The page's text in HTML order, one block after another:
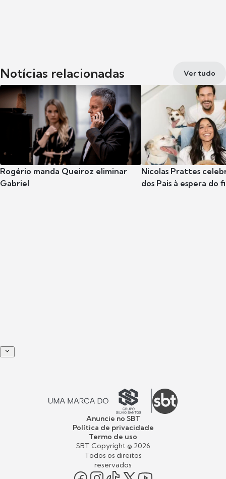
Notícias relacionadas Ver tudo
Rogério manda Queiroz eliminar
Gabriel
Nicolas Prattes
dos Pais à espera do
Anuncie no SBT
Política de privacidade
Termo de uso
SBT Copyright © 2026
Todos os direitos
reservados